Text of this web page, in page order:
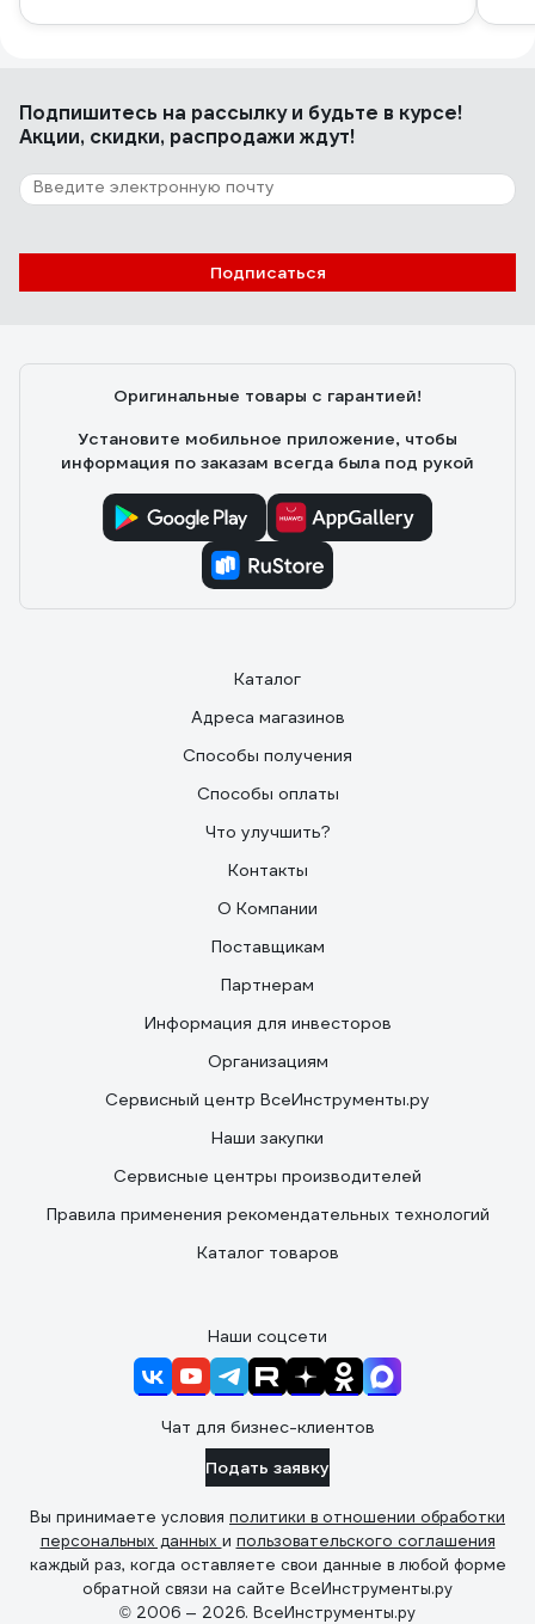
Подпишитесь на рассылкуи будьте в курсе!
Акции, скидки, распродажи ждут!
Подписаться
Оригинальные товары с гарантией!
Установите мобильное приложение, чтобы
информация по заказам всегда была под рукой
Каталог
Адреса магазинов
Способы получения
Способы оплаты
Что улучшить?
Контакты
О Компании
Поставщикам
Партнерам
Информация для инвесторов
Организациям
Сервисный центр ВсеИнструменты.ру
Наши закупки
Сервисные центры производителей
Правила применения рекомендательных технологий
Каталог товаров
Наши соцсети
Чат для бизнес-клиентов
Подать заявку
Вы принимаете условия политики в отношении обработки
персональных данных и пользовательского соглашения
каждый раз, когда оставляете свои данные в любой форме
обратной связи на сайте ВсеИнструменты.ру
© 2006 — 2026. ВсеИнструменты.ру